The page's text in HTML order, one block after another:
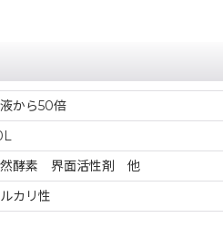
から50倍
酵素 界面活性剤 他
カリ性